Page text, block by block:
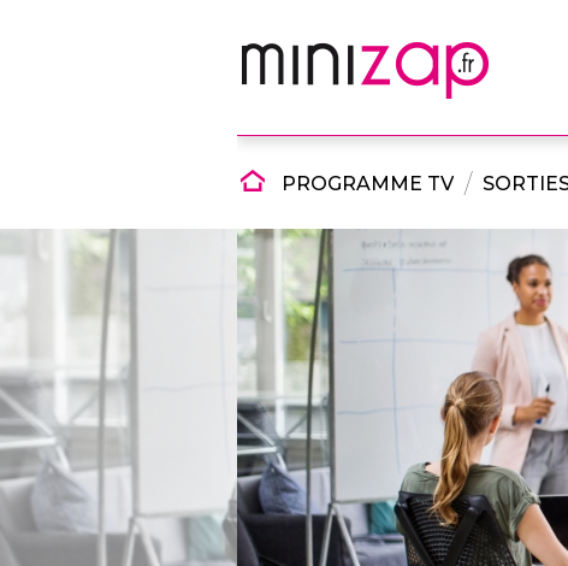
PROGRAMME TV